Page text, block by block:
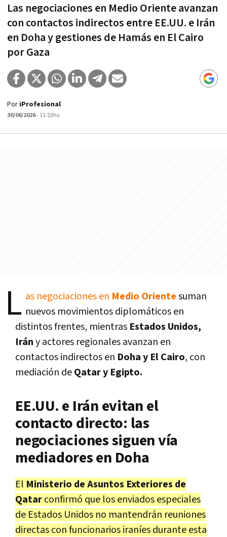
Las negociaciones en Medio Oriente avanzan
con contactos indirectos entre EE.UU. e Irán
en Doha y gestiones de Hamás en El Cairo
por Gaza
Por iProfesional
30/06/2026- 11:53hs
L as negociaciones en Medio Orientesuman
nuevos movimientos diplomáticos en
distintos frentes, mientras Estados Unidos,
Irány actores regionales avanzan en
contactos indirectos en Doha y El Cairo, con
mediación deQatar y Egipto.
EE.UU. e Irán evitan el
contacto directo: las
negociaciones siguen vía
mediadores en Doha
El Ministerio de Asuntos Exteriores de
Qatarconfirmó que los enviados especiales
de Estados Unidos no mantendrán reuniones
directas con funcionarios iraníes durante esta